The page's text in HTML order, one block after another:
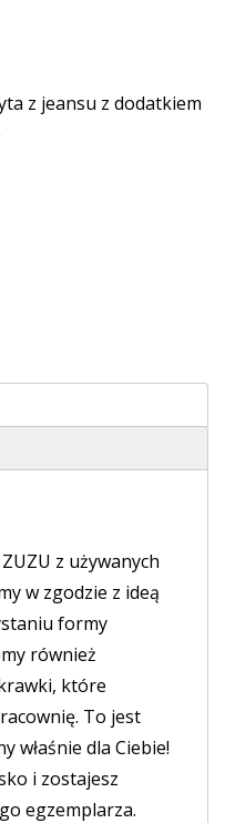
z jeansu z dodatkiem
z używanych
w zgodzie z ideą
formy
również
które
To jest
właśnie dla Ciebie!
i zostajesz
egzemplarza.